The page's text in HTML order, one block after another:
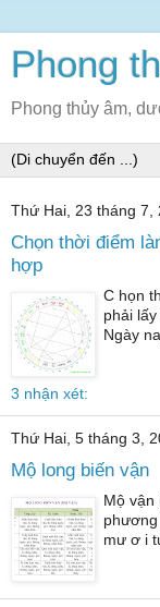
Phong
Phong thủy âm,
Thứ Hai, 23 tháng 7,
Chọn thời điểm
hợp
C họn
phải
Ngày
3 nhận xét:
Thứ Hai, 5 tháng 3,
Mộ long biến vận
Mộ vận
mư ơ i